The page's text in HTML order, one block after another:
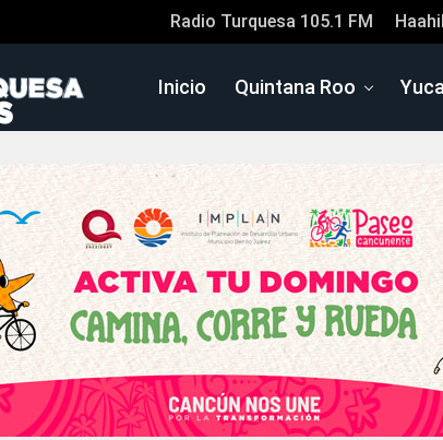
Radio Turquesa 105.1 FM
Inicio Quintana Roo